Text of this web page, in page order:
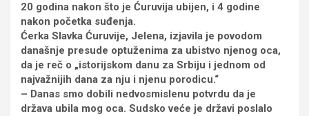
20 godina nakon što je Ćuruvija ubijen, i 4 godine
nakon početka suđenja.
Ćerka Slavka Ćuruvije, Jelena, izjavila je povodom
današnje presude optuženima za ubistvo njenog oca,
da je reč o „istorijskom danu za Srbiju i jednom od
najvažnijih dana za nju i njenu porodicu.“
– Danas smo dobili nedvosmislenu potvrdu da je
država ubila mog oca. Sudsko veće je državi poslalo